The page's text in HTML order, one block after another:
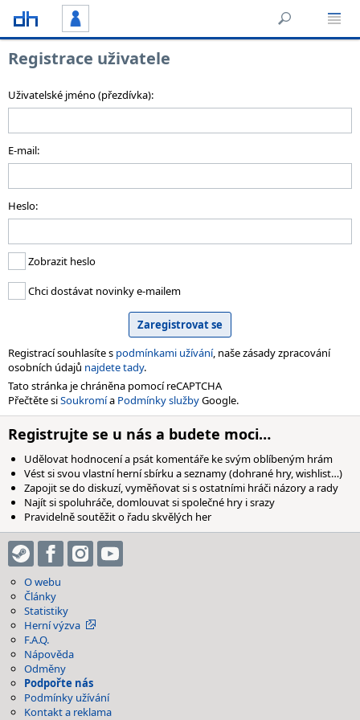
Registrace uživatele
Uživatelské jméno (přezdívka):
E-mail:
Heslo:
Zobrazit heslo
Chci dostávat novinky e-mailem
Registrací souhlasíte s podmínkami užívání, naše zásady zpracování
osobních údajů najdete tady.
Tato stránka je chráněna pomocí reCAPTCHA
Přečtěte siSoukromía Podmínky službyGoogle.
Registrujte se u nás a budete moci…
Udělovat hodnocení a psát komentáře ke svým oblíbeným hrám
Vést si svou vlastní herní sbírku a seznamy (dohrané hry, wishlist…)
Zapojit se do diskuzí, vyměňovat si s ostatními hráči názory a rady
Najít si spoluhráče, domlouvat si společné hry i srazy
Pravidelně soutěžit o řadu skvělých her
O webu
Články
Statistiky
Herní výzva
F.A.Q.
Nápověda
Odměny
Podpořte nás
Podmínky užívání
Kontakt a reklama